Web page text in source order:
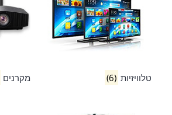
טלוויזיות (6) מקרנים